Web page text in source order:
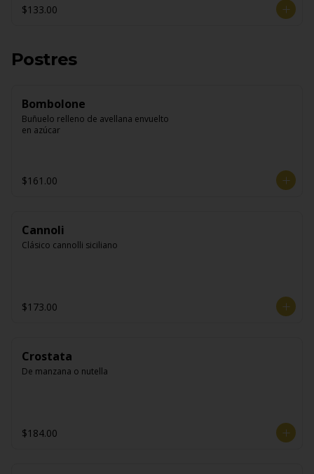
$133.00
Postres
Bombolone
Buñuelo relleno de avellana envuelto
en azúcar
$161.00
Cannoli
Clásico cannolli siciliano
$173.00
Crostata
De manzana o nutella
$184.00